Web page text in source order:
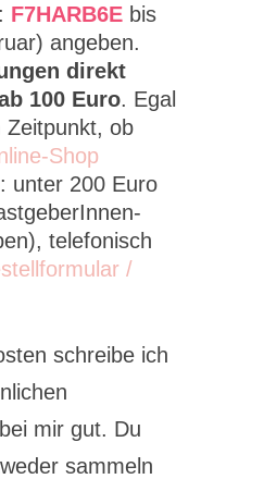
F7HARB6Ebis
angeben.
direkt
100 Euro. Egal
Zeitpunkt, ob
Shop
unter 200 Euro
telefonisch
/
schreibe ich
mir gut. Du
sammeln